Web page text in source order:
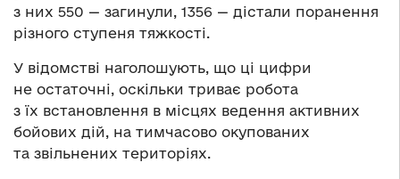
з них 550 — загинули, 1356 — дістали поранення
різного ступеня тяжкості.
У відомстві наголошують, що ці цифри
не остаточні, оскільки триває робота
з їх встановлення в місцях ведення активних
бойових дій, на тимчасово окупованих
та звільнених територіях.